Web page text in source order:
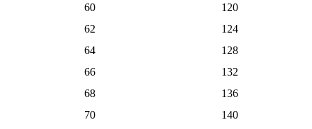
60
120
62
124
64
128
66
132
68
136
70
140